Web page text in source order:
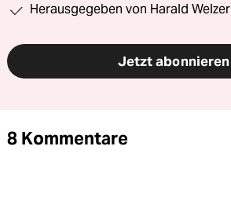
Herausgegeben von Harald Welzer
Jetzt abonnieren
8 Kommentare